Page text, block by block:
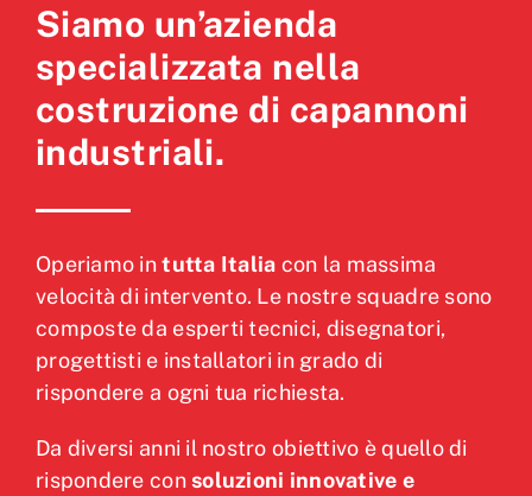
Siamo un’azienda
specializzata nella
costruzione di capannoni
industriali.
Operiamo intutta Italia con la massima
velocità di intervento. Le nostre squadre sono
composte da esperti tecnici, disegnatori,
progettisti e installatori in grado di
rispondere a ogni tua richiesta.
Da diversi anni il nostro obiettivo è quello di
rispondere consoluzioni innovative e